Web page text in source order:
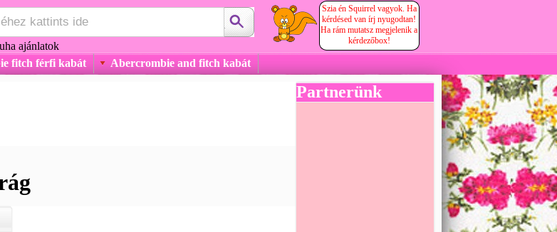
ajánlatok
Szia én Squirrel vagyok. Ha
kérdésed van írj nyugodtan!
Ha rám mutatsz megjelenik a
kérdezőbox!
fitch férfi kabát Abercrombie and fitch kabát
Partnerünk